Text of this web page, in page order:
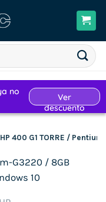
HP 400 G1 TORRE /